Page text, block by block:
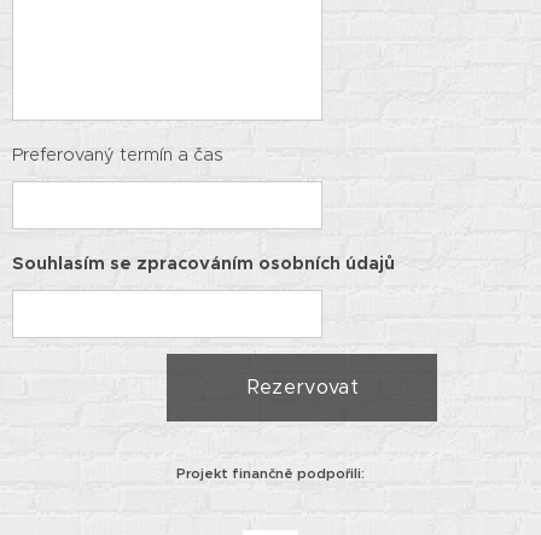
Preferovaný termín a čas
Souhlasím se zpracováním osobních údajů
Rezervovat
Projekt finančně podpořili: